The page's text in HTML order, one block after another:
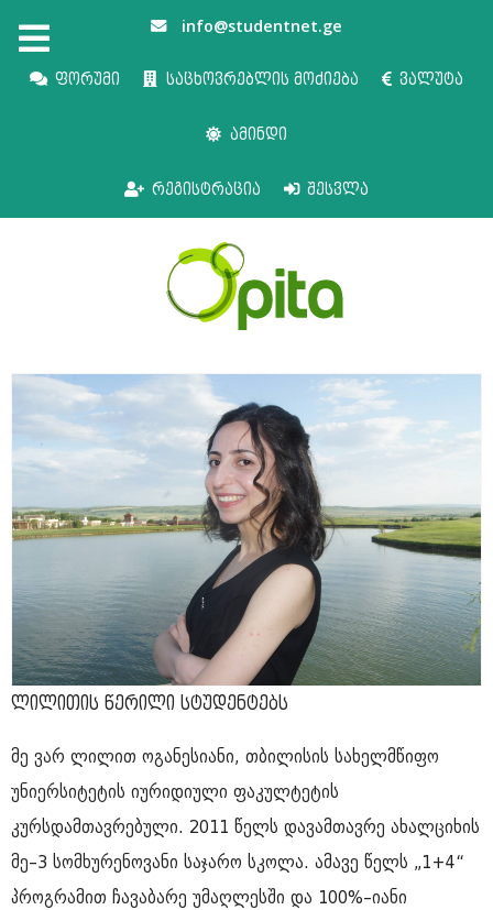
info@studentnet.ge
ფორუმი საცხოვრებლის მოძიება ვალუტა
ამინდი
რეგისტრაცია შესვლა
ლილითის წერილი სტუდენტებს
მე ვარ ლილით ოგანესიანი, თბილისის სახელმწიფო
უნიერსიტეტის იურიდიული ფაკულტეტის
კურსდამთავრებული. 2011 წელს დავამთავრე ახალციხის
მე–3 სომხურენოვანი საჯარო სკოლა. ამავე წელს „1+4“
პროგრამით ჩავაბარე უმაღლესში და 100%–იანი